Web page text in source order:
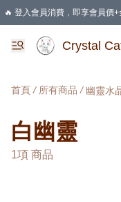
🔥 登入會員消費，即享會員價
🛍️ 購物滿HKD 400 即享免運費
Crystal
首頁 / 所有商品 / 幽靈水
白幽靈
1項 商品